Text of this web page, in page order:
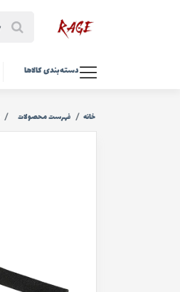
دسته‌بندی کالاها
خانه فهرست محصولات